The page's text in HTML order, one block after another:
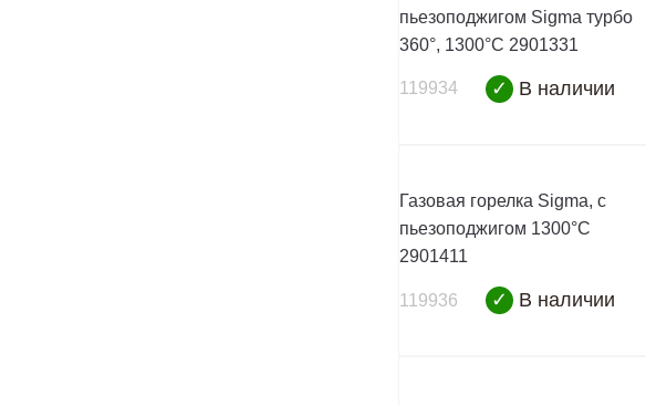
пьезоподжигом Sigma турбо
360°, 1300°C 2901331
119934 ✓ В наличии
Газовая горелка Sigma, с
пьезоподжигом 1300°C
2901411
119936 ✓ В наличии